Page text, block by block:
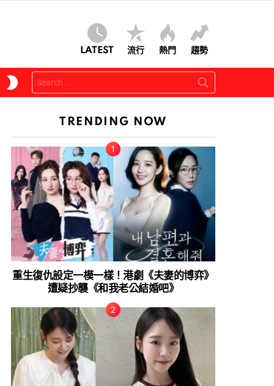
LATEST 流行 熱門 趨勢
SKIN
Search
for:
TRENDING NOW
重生復仇設定一模一樣！港劇《夫妻的博弈》
遭疑抄襲《和我老公結婚吧》